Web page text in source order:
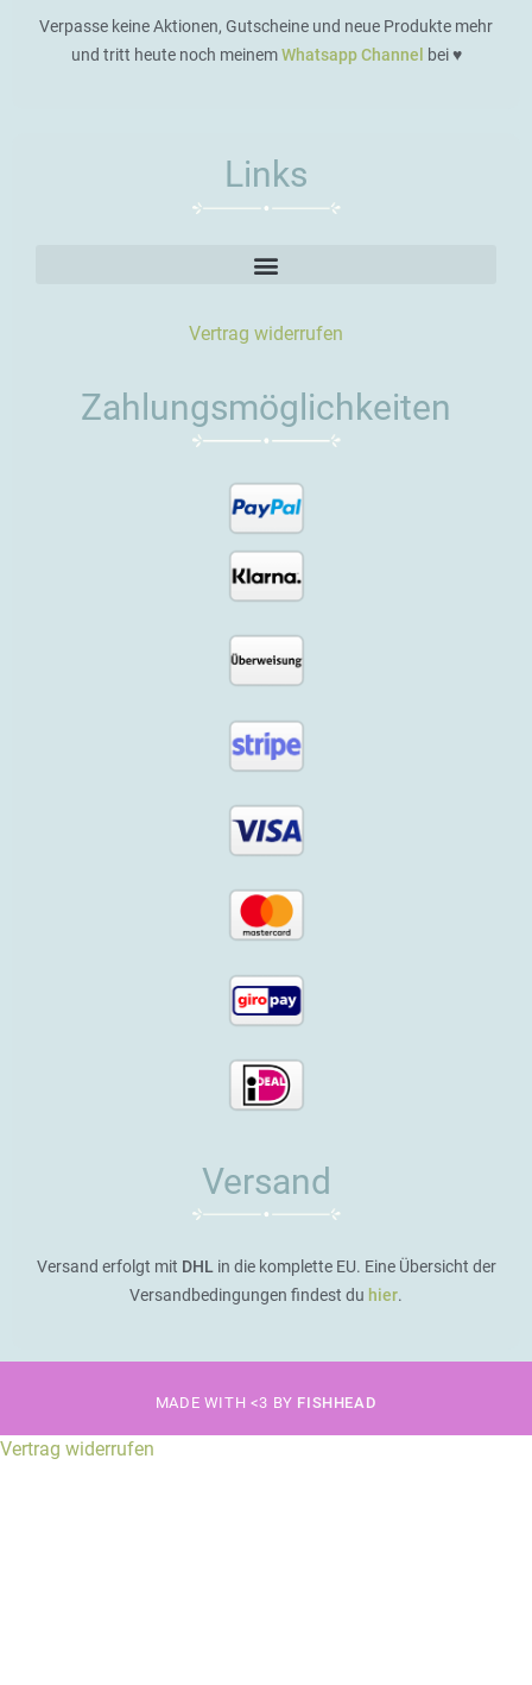
Verpasse keine Aktionen, Gutscheine und neue Produkte mehr
und tritt heute noch meinemWhatsapp Channel bei ♥️
Links
Vertrag widerrufen
Zahlungsmöglichkeiten
Versand
Versand erfolgt mit DHL in die komplette EU. Eine Übersicht der
Versandbedingungen findest du hier.
MADE WITH <3 BY FISHHEAD
Vertrag widerrufen